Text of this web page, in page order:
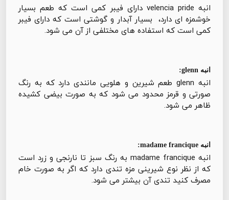
انبه velencia pride دارای فیبر کمی است که طعم بسیار
خوشمزه ای دارد، بسیار آبدار و گوشتی است که دارای فیبر
کمی است که استفاده های مختلفی از آن می شود.
انبه glenn:
انبه glenn طعم شیرین و هلویی مانندی دارد که به رنگ
صورتی و قرمز محدود می شود که به صورت بیضی کشیده
ظاهر می شود.
انبه madame francique:
انبه madame francique به رنگ سبز تا نارنجی و زرد است
که از نظر نوع شیرینی مزه تندی دارد که اگر به صورت خام
مصرف کنید تندی آن بیشتر می شود.